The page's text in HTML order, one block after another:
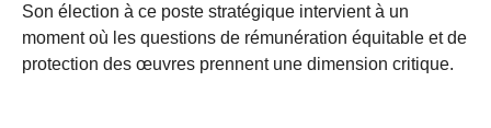
Son élection à ce poste stratégique intervient à un
moment où les questions de rémunération équitable et de
protection des œuvres prennent une dimension critique.